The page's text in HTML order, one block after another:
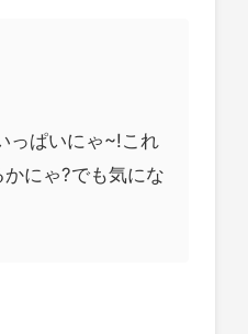
っぱいにゃ~!これ
にゃ?でも気にな